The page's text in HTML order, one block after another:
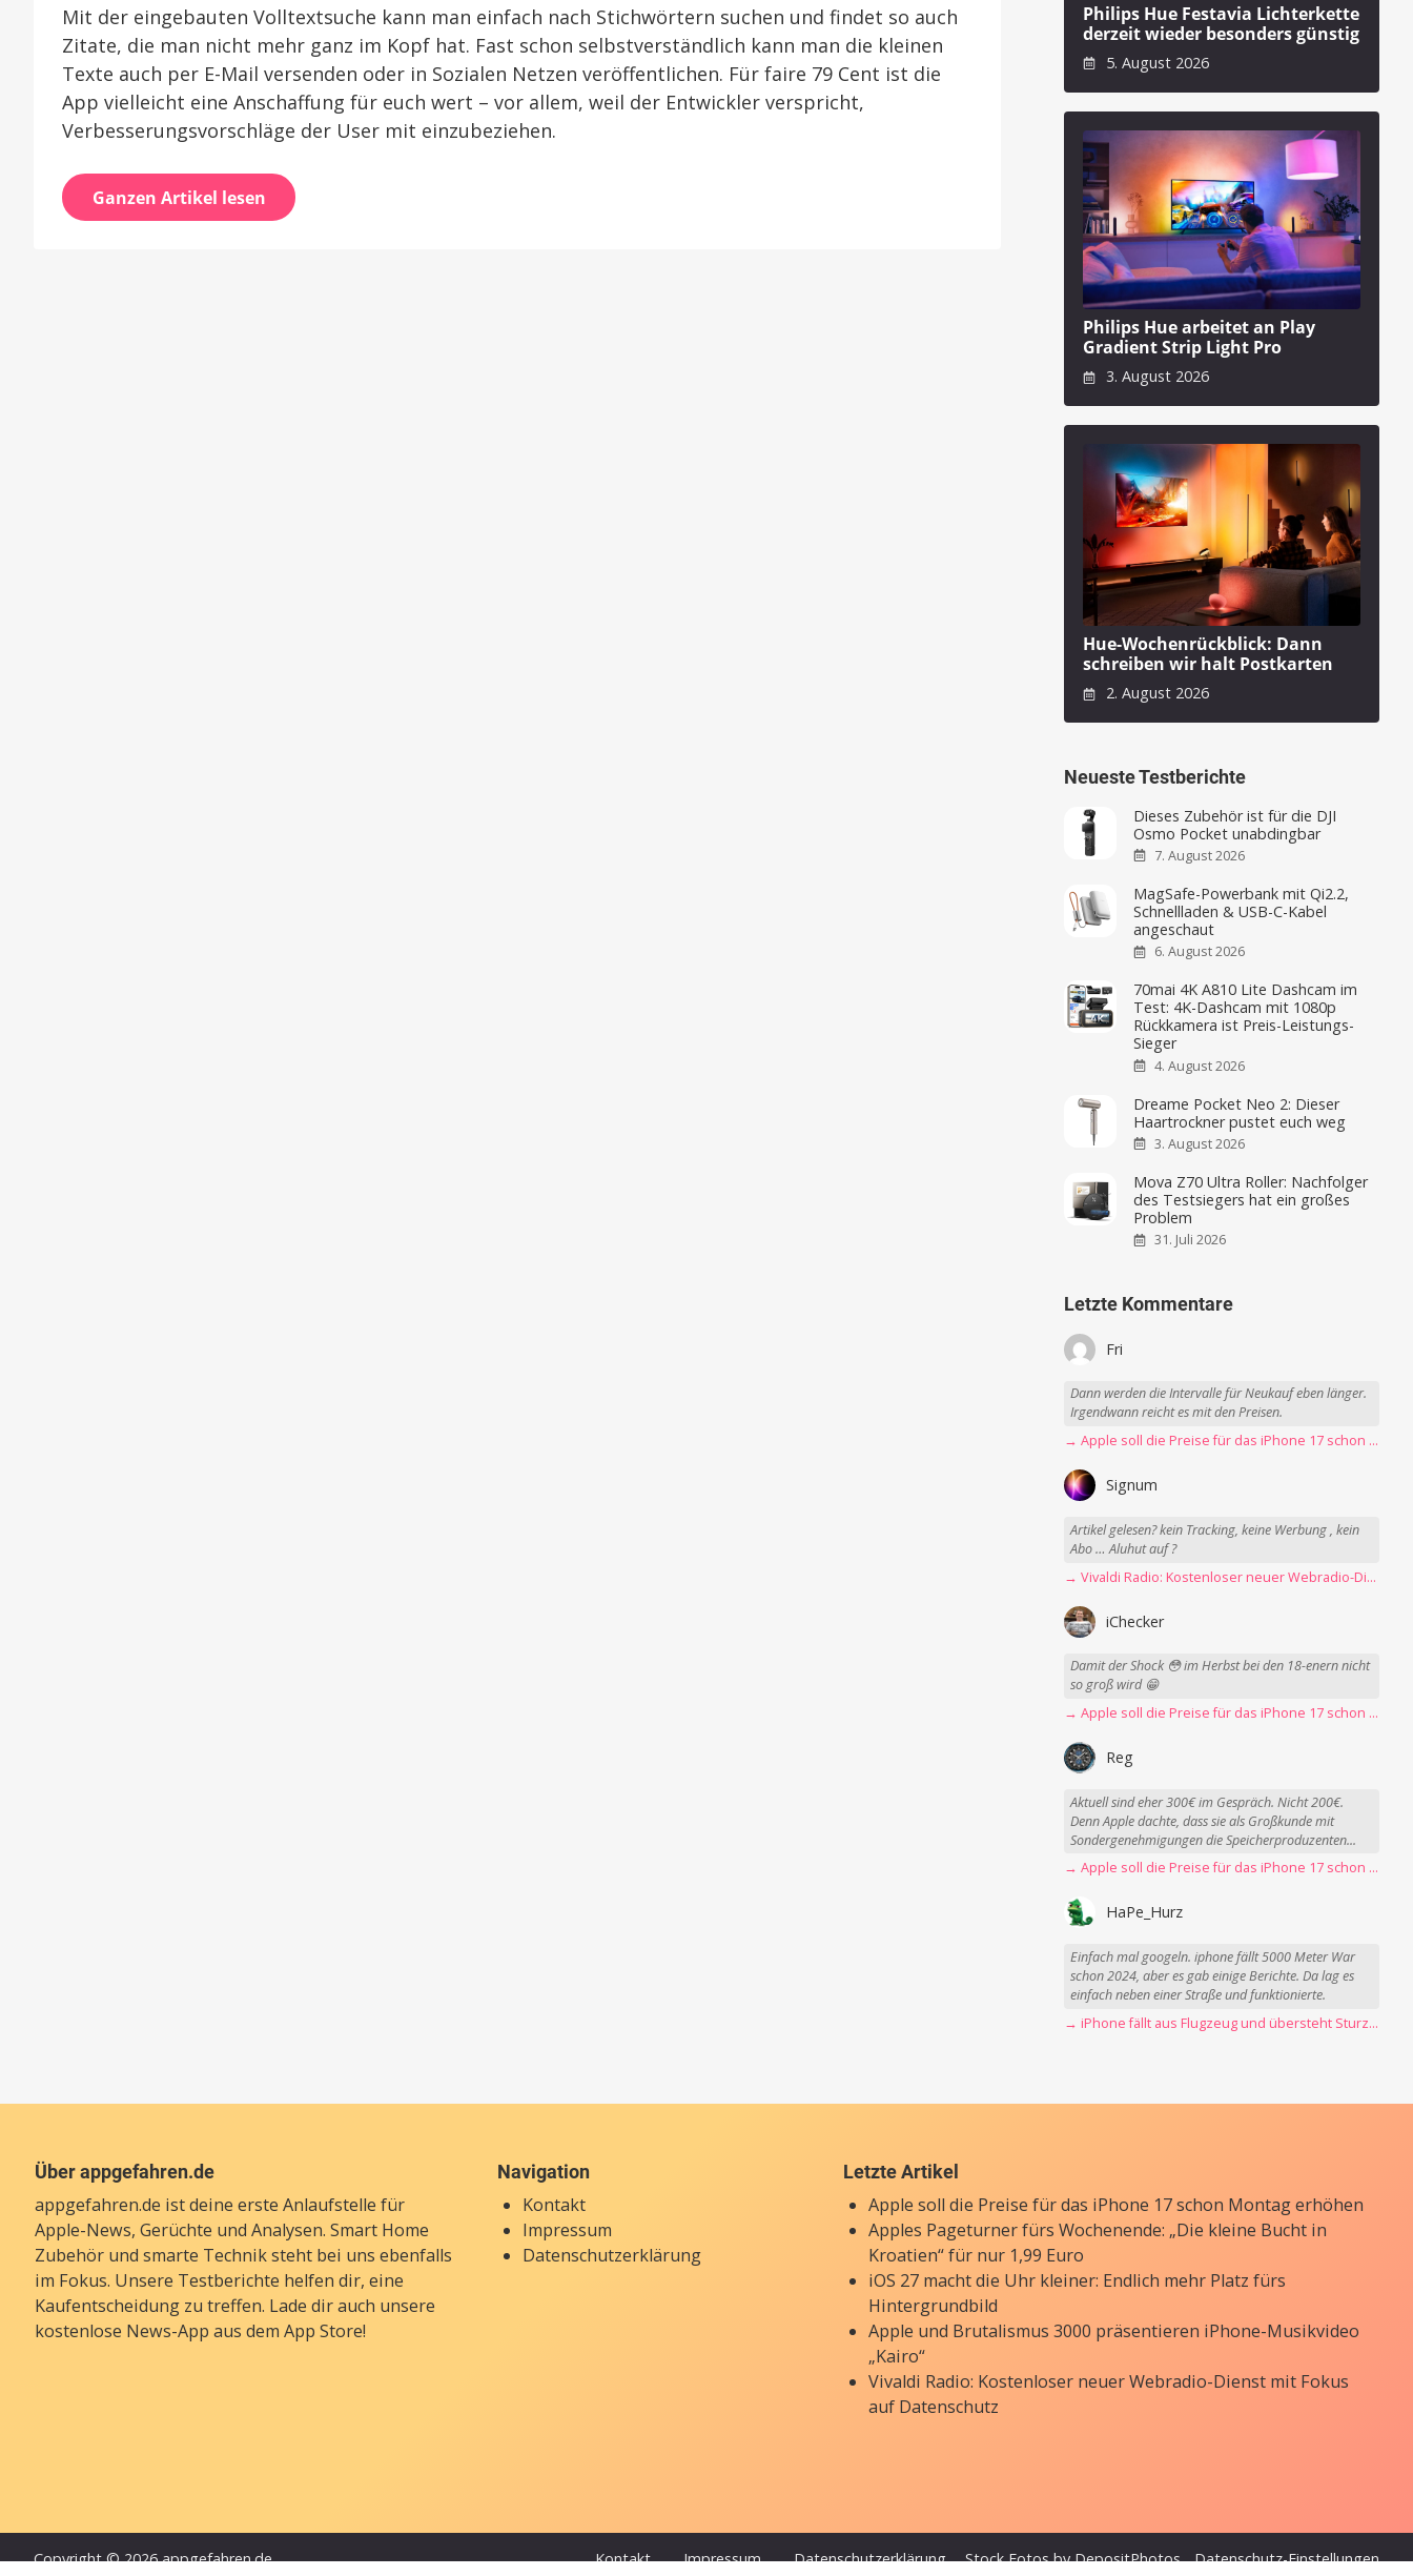
Mit der eingebauten Volltextsuche kann man einfach nach Stichwörtern suchen und findet so auch
Zitate, die man nicht mehr ganz im Kopf hat. Fast schon selbstverständlich kann man die kleinen
Texte auch per E-Mail versenden oder in Sozialen Netzen veröffentlichen. Für faire 79 Cent ist die
App vielleicht eine Anschaffung für euch wert – vor allem, weil der Entwickler verspricht,
Verbesserungsvorschläge der User mit einzubeziehen.
Ganzen Artikel lesen
Philips Hue Festavia Lichterkette
derzeit wieder besonders günstig
5. August 2026
Philips Hue arbeitet an Play
Gradient Strip Light Pro
3. August 2026
Hue-Wochenrückblick: Dann
schreiben wir halt Postkarten
2. August 2026
Neueste Testberichte
Dieses Zubehör ist für die DJI
Osmo Pocket unabdingbar
7. August 2026
MagSafe-Powerbank mit Qi2.2,
Schnellladen & USB-C-Kabel
angeschaut
6. August 2026
70mai 4K A810 Lite Dashcam im
Test: 4K-Dashcam mit 1080p
Rückkamera ist Preis-Leistungs-
Sieger
4. August 2026
Dreame Pocket Neo 2: Dieser
Haartrockner pustet euch weg
3. August 2026
Mova Z70 Ultra Roller: Nachfolger
des Testsiegers hat ein großes
Problem
31. Juli 2026
Letzte Kommentare
Fri
Dann werden die Intervalle für Neukauf eben länger.
Irgendwann reicht es mit den Preisen.
→ Apple soll die Preise für das iPhone 17 schon Montag erhöhen
Signum
Artikel gelesen? kein Tracking, keine Werbung , kein
Abo … Aluhut auf ?
→ Vivaldi Radio: Kostenloser neuer Webradio-Dienst mit Fokus auf Datenschutz
iChecker
Damit der Shock 😳 im Herbst bei den 18-enern nicht
so groß wird 😁
→ Apple soll die Preise für das iPhone 17 schon Montag erhöhen
Reg
Aktuell sind eher 300€ im Gespräch. Nicht 200€.
Denn Apple dachte, dass sie als Großkunde mit
Sondergenehmigungen die Speicherproduzenten...
→ Apple soll die Preise für das iPhone 17 schon Montag erhöhen
HaPe_Hurz
Einfach mal googeln. iphone fällt 5000 Meter War
schon 2024, aber es gab einige Berichte. Da lag es
einfach neben einer Straße und funktionierte.
→ iPhone fällt aus Flugzeug und übersteht Sturz unbeschadet
Über appgefahren.de
appgefahren.de ist deine erste Anlaufstelle für
Apple-News, Gerüchte und Analysen. Smart Home
Zubehör und smarte Technik steht bei uns ebenfalls
im Fokus. Unsere Testberichte helfen dir, eine
Kaufentscheidung zu treffen. Lade dir auch unsere
kostenlose News-App aus dem App Store!
Navigation
Kontakt
Impressum
Datenschutzerklärung
Letzte Artikel
Apple soll die Preise für das iPhone 17 schon Montag erhöhen
Apples Pageturner fürs Wochenende: „Die kleine Bucht in
Kroatien“ für nur 1,99 Euro
iOS 27 macht die Uhr kleiner: Endlich mehr Platz fürs
Hintergrundbild
Apple und Brutalismus 3000 präsentieren iPhone-Musikvideo
„Kairo“
Vivaldi Radio: Kostenloser neuer Webradio-Dienst mit Fokus
auf Datenschutz
Copyright © 2026 appgefahren.de Kontakt Impressum Datenschutzerklärung Stock Fotos by DepositPhotos Datenschutz-Einstellungen